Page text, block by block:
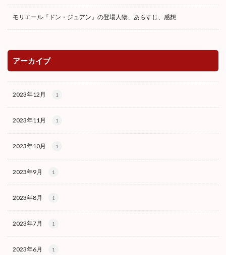
モリエール『ドン・ジュアン』の登場人物、あらすじ、感想
アーカイブ
2023年12月 1
2023年11月 1
2023年10月 1
2023年9月 1
2023年8月 1
2023年7月 1
2023年6月 1